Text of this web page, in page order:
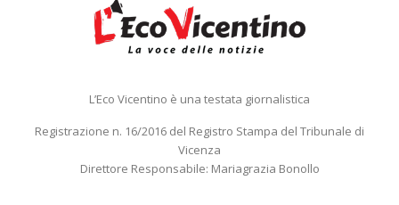
L’Eco Vicentino è una testata giornalistica
Registrazione n. 16/2016 del Registro Stampa del Tribunale di
Vicenza
Direttore Responsabile: Mariagrazia Bonollo